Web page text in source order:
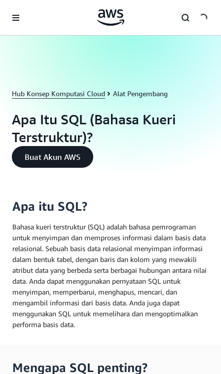
Hub Konsep Komputasi Cloud Alat Pengembang
Apa Itu SQL (Bahasa Kueri
Terstruktur)?
Buat Akun AWS
Apa itu SQL?
Bahasa kueri terstruktur (SQL) adalah bahasa pemrograman
untuk menyimpan dan memproses informasi dalam basis data
relasional. Sebuah basis data relasional menyimpan informasi
dalam bentuk tabel, dengan baris dan kolom yang mewakili
atribut data yang berbeda serta berbagai hubungan antara nilai
data. Anda dapat menggunakan pernyataan SQL untuk
menyimpan, memperbarui, menghapus, mencari, dan
mengambil informasi dari basis data. Anda juga dapat
menggunakan SQL untuk memelihara dan mengoptimalkan
performa basis data.
Mengapa SQL penting?